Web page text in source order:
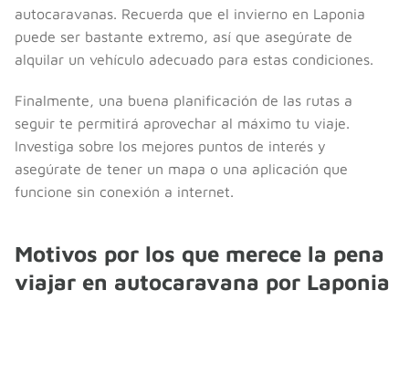
autocaravanas. Recuerda que el invierno en Laponia
puede ser bastante extremo, así que asegúrate de
alquilar un vehículo adecuado para estas condiciones.
Finalmente, una buena planificación de las rutas a
seguir te permitirá aprovechar al máximo tu viaje.
Investiga sobre los mejores puntos de interés y
asegúrate de tener un mapa o una aplicación que
funcione sin conexión a internet.
Motivos por los que merece la pena
viajar en autocaravana por Laponia